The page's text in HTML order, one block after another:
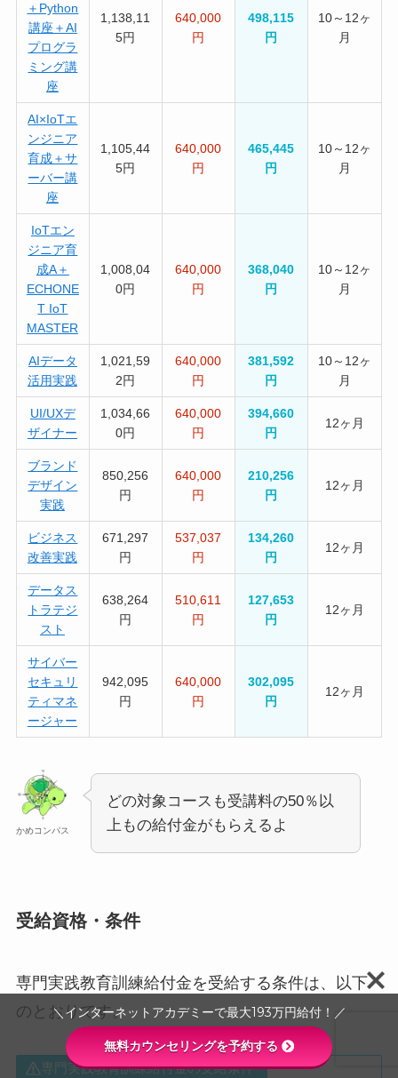
＋Python
講座＋AI
プログラ
ミング講
座
1,138,11
5円
640,000
円
498,115
円
10～12ヶ
月
AI×IoTエ
ンジニア
育成＋サ
ーバー講
座
1,105,44
5円
640,000
円
465,445
円
10～12ヶ
月
IoTエン
ジニア育
成A＋
ECHONE
T IoT
MASTER
1,008,04
0円
640,000
円
368,040
円
10～12ヶ
月
AIデータ
活用実践
1,021,59
2円
640,000
円
381,592
円
10～12ヶ
月
UI/UXデ
ザイナー
1,034,66
0円
640,000
円
394,660
円
12ヶ月
ブランド
デザイン
実践
850,256
円
640,000
円
210,256
円
12ヶ月
ビジネス
改善実践
671,297
円
537,037
円
134,260
円
12ヶ月
データス
トラテジ
スト
638,264
円
510,611
円
127,653
円
12ヶ月
サイバー
セキュリ
ティマネ
ージャー
942,095
円
640,000
円
302,095
円
12ヶ月
かめコンパス
どの対象コースも受講料の50％以
上もの給付金がもらえるよ
受給資格・条件
専門実践教育訓練給付金を受給する条件は、以下
のとおりです。
専門実践教育訓練給付金の受給条件
＼インターネットアカデミーで最大193万円給付！／
無料カウンセリングを予約する